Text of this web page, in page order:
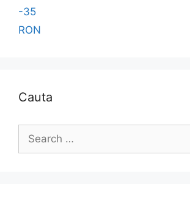
-35
RON
Cauta
for: